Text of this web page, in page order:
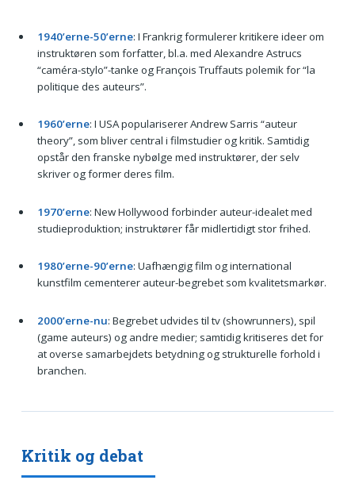
1940’erne-50’erne: I Frankrig formulerer kritikere ideer om
instruktøren som forfatter, bl.a. med Alexandre Astrucs
“caméra-stylo”-tanke og François Truffauts polemik for “la
politique des auteurs”.
1960’erne: I USA populariserer Andrew Sarris “auteur
theory”, som bliver central i filmstudier og kritik. Samtidig
opstår den franske nybølge med instruktører, der selv
skriver og former deres film.
1970’erne: New Hollywood forbinder auteur-idealet med
studieproduktion; instruktører får midlertidigt stor frihed.
1980’erne-90’erne: Uafhængig film og international
kunstfilm cementerer auteur-begrebet som kvalitetsmarkør.
2000’erne-nu: Begrebet udvides til tv (showrunners), spil
(game auteurs) og andre medier; samtidig kritiseres det for
at overse samarbejdets betydning og strukturelle forhold i
branchen.
Kritik og debat